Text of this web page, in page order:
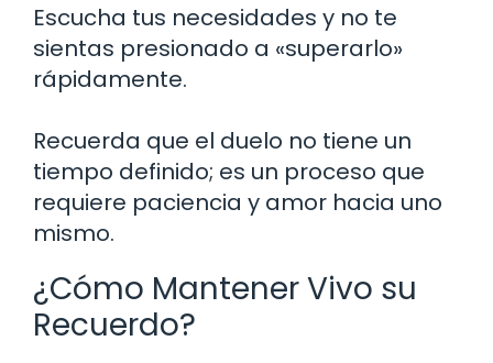
Escucha tus necesidades y no te
sientas presionado a «superarlo»
rápidamente.
Recuerda que el duelo no tiene un
tiempo definido; es un proceso que
requiere paciencia y amor hacia uno
mismo.
¿Cómo Mantener Vivo su
Recuerdo?